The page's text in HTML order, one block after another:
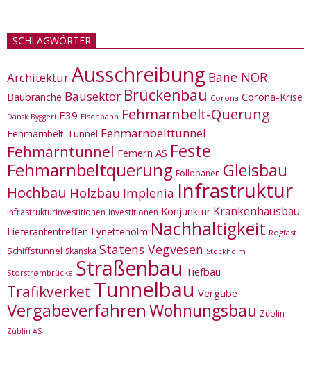
SCHLAGWÖRTER
ArchitekturAusschreibung Bane NOR
Baubranche Bausektor Brückenbau Corona Corona-Krise
Dansk Byggeri E39 Eisenbahn Fehmarnbelt-Querung
Fehmarnbelt-Tunnel Fehmarnbelttunnel
Fehmarntunnel Femern AS Feste
Fehmarnbeltquerung Follobanen Gleisbau
Hochbau Holzbau Implenia Infrastruktur
Infrastrukturinvestitionen Investitionen Konjunktur Krankenhausbau
Lieferantentreffen Lynetteholm Nachhaltigkeit Rogfast
Schiffstunnel Skanska Statens Vegvesen Stockholm
Storstrømbrücke Straßenbau Tiefbau
Trafikverket Tunnelbau Vergabe
VergabeverfahrenWohnungsbau Züblin
Züblin AS